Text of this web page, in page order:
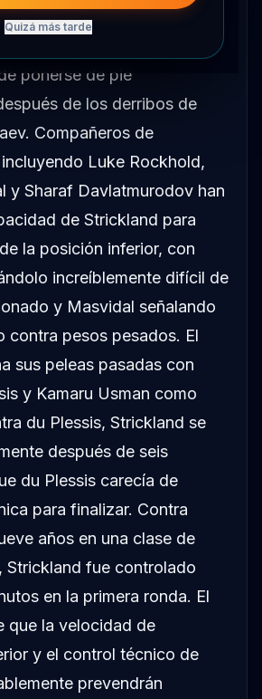
ponerse de pie
de los derribos de
Compañeros de
Luke Rockhold,
y Sharaf Davlatmurodov han
de Strickland para
la posición inferior, con
increíblemente difícil de
y Masvidal señalando
contra pesos pesados. El
sus peleas pasadas con
y Kamaru Usman como
du Plessis, Strickland se
después de seis
du Plessis carecía de
para finalizar. Contra
años en una clase de
Strickland fue controlado
en la primera ronda. El
que la velocidad de
y el control técnico de
prevendrán
Quizá más tarde